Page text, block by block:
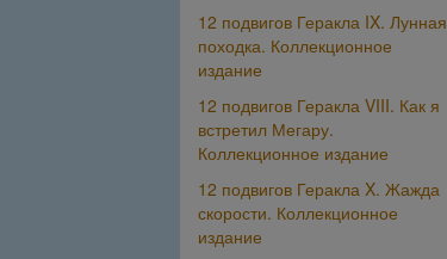
12 подвигов Геракла IX. Лунная
походка. Коллекционное
издание
12 подвигов Геракла VIII. Как я
встретил Мегару.
Коллекционное издание
12 подвигов Геракла X. Жажда
скорости. Коллекционное
издание